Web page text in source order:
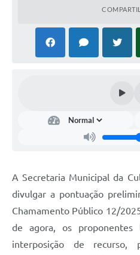
A Secretaria Municipal da
divulgar a pontuação
Chamamento Público 12/
de agora, os
interposição de